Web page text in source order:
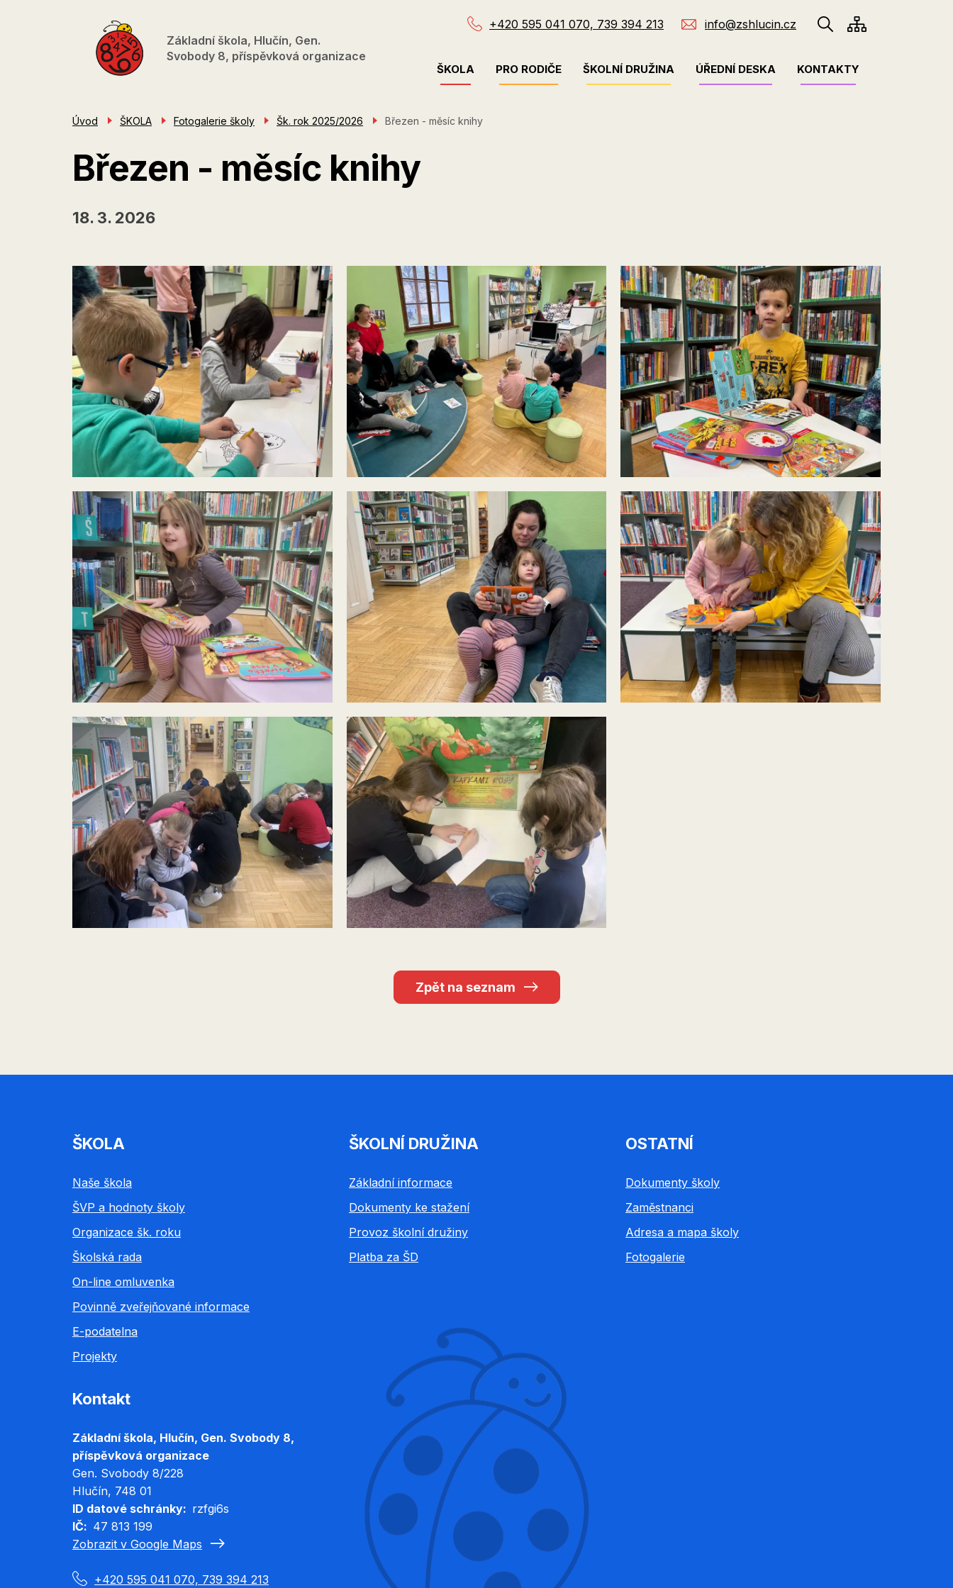
Základní škola, Hlučín, Gen.
Svobody 8, příspěvková organizace
+420 595 041 070, 739 394 213 info@zshlucin.cz
Menu
ŠKOLA PRO RODIČE ŠKOLNÍ DRUŽINA ÚŘEDNÍ DESKA KONTAKTY
Úvod ŠKOLA Fotogalerie školy Šk. rok 2025/2026 Březen - měsíc knihy
Březen - měsíc knihy
18. 3. 2026
Zpět na seznam
ŠKOLA
Naše škola
ŠVP a hodnoty školy
Organizace šk. roku
Školská rada
On-line omluvenka
Povinně zveřejňované informace
E-podatelna
Projekty
ŠKOLNÍ DRUŽINA
Základní informace
Dokumenty ke stažení
Provoz školní družiny
Platba za ŠD
OSTATNÍ
Dokumenty školy
Zaměstnanci
Adresa a mapa školy
Fotogalerie
Kontakt
Základní škola, Hlučín, Gen. Svobody 8,
příspěvková organizace
Gen. Svobody 8/228
Hlučín, 748 01
ID datové schránky
rzfgi6s
IČ
47 813 199
Zobrazit v Google Maps
+420 595 041 070, 739 394 213